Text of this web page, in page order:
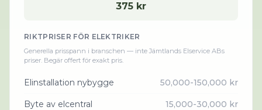
375 kr
RIKTPRISER FÖR ELEKTRIKER
Generella prisspann i branschen — inte Jämtlands Elservice ABs
priser. Begär offert för exakt pris.
Elinstallation nybygge 50,000-150,000 kr
Byte av elcentral 15,000-30,000 kr